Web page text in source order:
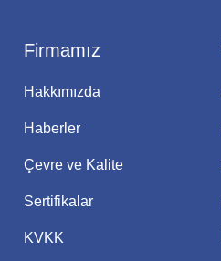
Firmamız
Hakkımızda
Haberler
Çevre ve Kalite
Sertifikalar
KVKK